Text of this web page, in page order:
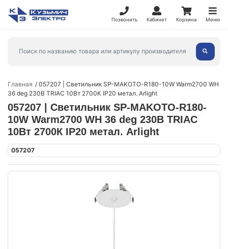
Позвонить Кабинет Корзина Меню
Главная
057207 | Светильник SP-MAKOTO-R180-10W Warm2700 WH
36 deg 230В TRIAC 10Вт 2700К IP20 метал. Arlight
057207 | Светильник SP-MAKOTO-R180-
10W Warm2700 WH 36 deg 230В TRIAC
10Вт 2700К IP20 метал. Arlight
057207